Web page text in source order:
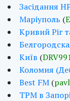
Засідання
Маріуполь (
Кривий Ріг
Київ (
Коломия
Best FM (
ТРМ в